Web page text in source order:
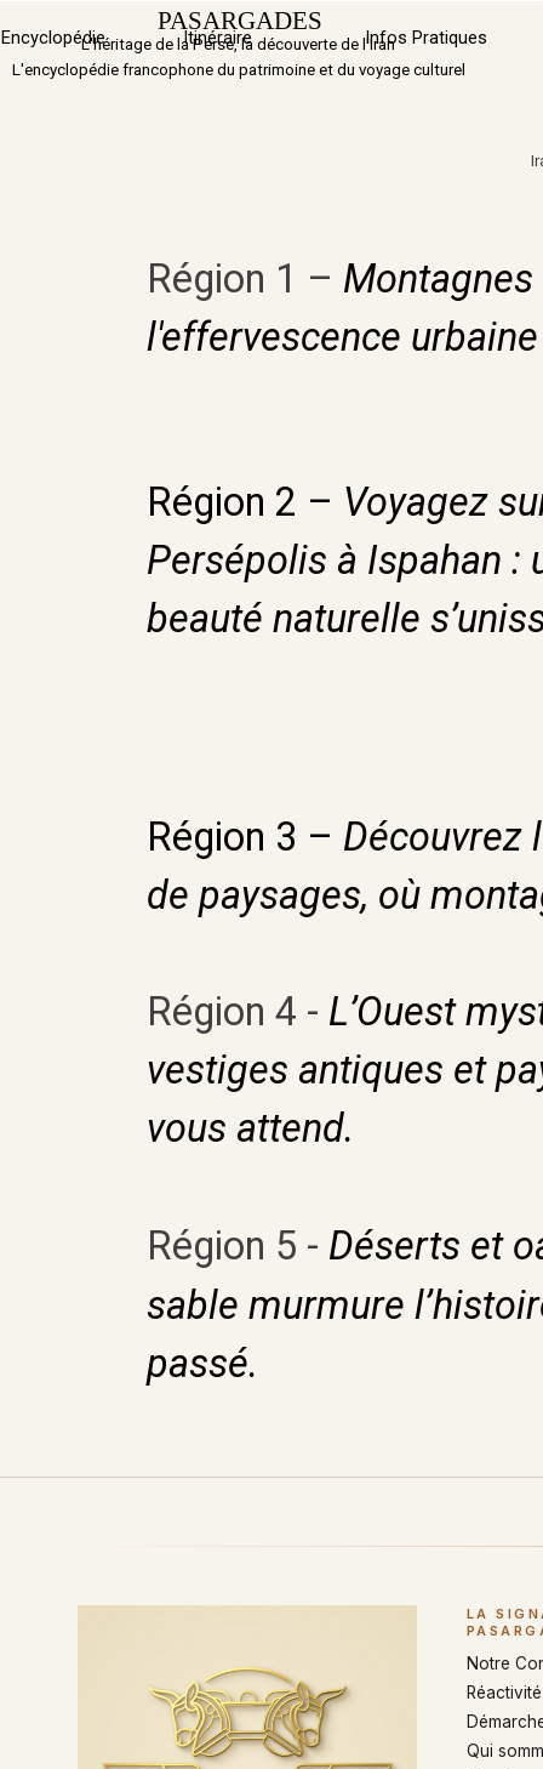
PASARGADES Sauter
Encyclopédie Itinéraire ▼
Infos Pratiques
L'héritage de la Perse, la découverte de l'Iran
L'encyclopédie francophone du patrimoine et du voyage culturel
Région 1 –
l'effervescence
Région 2 – Voyagez
Persépolis à Ispahan :
beauté naturelle
Région 3 – Découvrez
de paysages, où
Région 4 - L’Ouest
vestiges antiques et
vous attend.
Région 5 - Déserts et
sable murmure
passé.
LA
Notre
Qui